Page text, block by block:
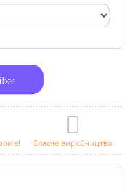
Власне виробництво